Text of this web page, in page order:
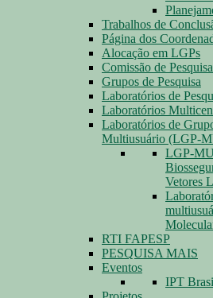
Trabalhos de
Página dos
Alocação em LGPs
Comissão de
Grupos de Pesquisa
Laboratórios de
Laboratórios
Laboratórios de
Multiusuário (LGP-
LGP-
Vetores
RTI FAPESP
PESQUISA MAIS
Eventos
IPT